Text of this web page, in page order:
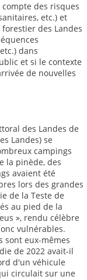
compte des risques
etc.) et
des Landes
dans
et si le contexte
de nouvelles
des Landes de
Landes) se
campings
la pinède, des
avaient été
lors des grandes
de la Teste de
au pied de la
», rendu célèbre
vulnérables.
sont eux-mêmes
de 2022 avait-il
d'un véhicule
circulait sur une